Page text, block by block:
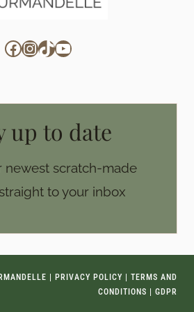
Facebook
Instagram
TikTok
YouTube
up to date
newest scratch-made
to your inbox
| PRIVACY POLICY
TERMS AND
CONDITIONS
GDPR